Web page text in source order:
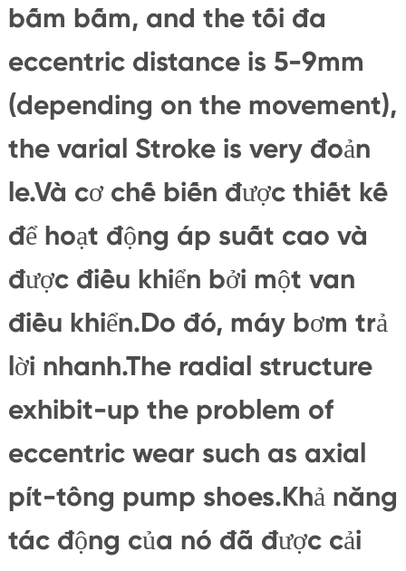
bấm bấm, and the tối đa
eccentric distance is 5-9mm
(depending on the movement),
the varial Stroke is very đoản
le.Và cơ chế biến được thiết kế
để hoạt động áp suất cao và
được điều khiển bởi một van
điều khiển.Do đó, máy bơm trả
lời nhanh.The radial structure
exhibit-up the problem of
eccentric wear such as axial
pít-tông pump shoes.Khả năng
tác động của nó đã được cải